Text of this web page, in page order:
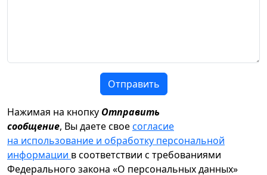
Отправить
Нажимая на кнопку Отправить
сообщение, Вы даете своесогласие
на использование и обработку персональной
информации в соответствии с требованиями
Федерального закона «О персональных данных»